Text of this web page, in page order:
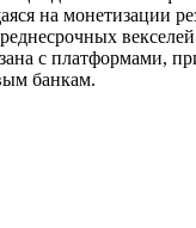
на монетизации
с платформами,
банкам.